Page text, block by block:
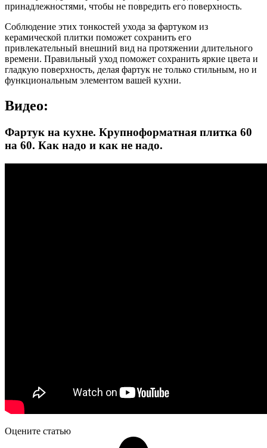
принадлежностями, чтобы не повредить его поверхность.
Соблюдение этих тонкостей ухода за фартуком из
керамической плитки поможет сохранить его
привлекательный внешний вид на протяжении длительного
времени. Правильный уход поможет сохранить яркие цвета и
гладкую поверхность, делая фартук не только стильным, но и
функциональным элементом вашей кухни.
Видео:
Фартук на кухне. Крупноформатная плитка 60
на 60. Как надо и как не надо.
Оцените статью